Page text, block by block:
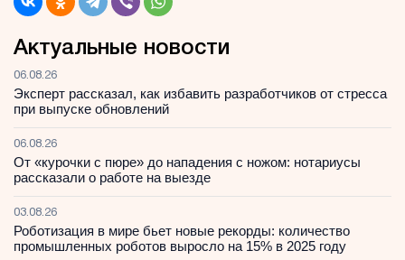
Актуальные новости
06.08.26
Эксперт рассказал, как избавить разработчиков от стресса
при выпуске обновлений
06.08.26
От «курочки с пюре» до нападения с ножом: нотариусы
рассказали о работе на выезде
03.08.26
Роботизация в мире бьет новые рекорды: количество
промышленных роботов выросло на 15% в 2025 году